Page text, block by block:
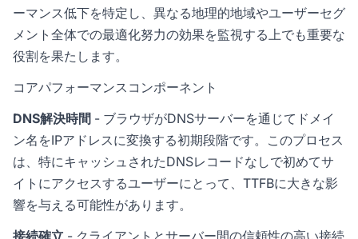
ーマンス低下を特定し、異なる地理的地域やユーザーセグ
メント全体での最適化努力の効果を監視する上でも重要な
役割を果たします。
コアパフォーマンスコンポーネント
DNS解決時間 - ブラウザがDNSサーバーを通じてドメイ
ン名をIPアドレスに変換する初期段階です。このプロセス
は、特にキャッシュされたDNSレコードなしで初めてサ
イトにアクセスするユーザーにとって、TTFBに大きな影
響を与える可能性があります。
接続確立 - クライアントとサーバー間の信頼性の高い接続